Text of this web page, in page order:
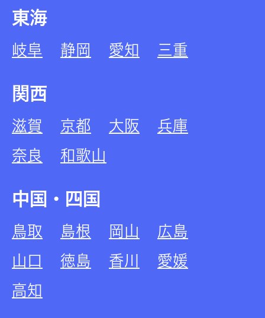
東海
岐阜 静岡 愛知 三重
関西
滋賀 京都 大阪
兵庫
奈良
和歌山
中国・四国
鳥取 島根 岡山
広島
山口
徳島 香川
愛媛
高知